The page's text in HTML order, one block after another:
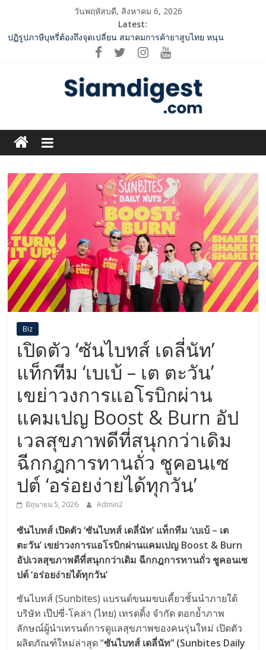
content
วันพฤหัสบดี, สิงหาคม 6, 2026
Latest:
ปฏิรูปภาษีบุหรี่ต้องถึงจุดเปลี่ยน สมาคมการค้ายาสูบไทย หนุน
โครงสร้างอัตราเดียว ลดบิดเบือนตลาด เพิ่มประสิทธิภาพจัดเก็บรายได้
ครั้งสำคัญ ส่งศิลปิน “เบสท์ – เบลล์” ปล่อยซิงเกิ้ลพิเศษ เอาใจคนอิน
SME D Bank ผนึกกำลัง สถาบันอาหาร เปิดตัว “FOODNext SME D
Navigator” ชูยุทธศาสตร์ “แหล่งทุนคู่องค์ความรู้” ติดปีก SME อาหาร
ไทยแข่งขันได้ในเวทีโลก
ททท. จับมือ TransNusa Airline – Traveloka ยกระดับการเชื่อมโยง
ไทย–อินโดนีเซีย ดันไทยสู่จุดหมายปลายทางคุณภาพ เชื่อม Asean
กกท.เปิดเกมรุก! ดันเอเชียนเกมส์ให้เป็นมากกว่าการแข่งขัน ผ่าน
แคมเปญระดับชาติ
Siam
Digest.com
ฺีBusiness
&
Variety
Biz
เปิดตัว ‘ซันไบทส์ เดลี่นัท’
แท็กทีม ‘เบเบ้ – เต ตะวัน’
เขย่าวงการแอโรบิกผ่าน
แคมเปญ Boost & Burn อัป
เวลสุขภาพดีที่สนุกกว่าเดิม
ฉีกกฎการทานถั่ว ชูคอนเซ
ปต์ ‘อร่อยง่ายได้ทุกวัน’
มิถุนายน 5, 2026 Admin2
ซันไบทส์ เปิดตัว ‘ซันไบทส์ เดลี่นัท’ แท็กทีม ‘เบเบ้ – เต
ตะวัน’ เขย่าวงการแอโรบิกผ่านแคมเปญ Boost & Burn
อัปเวลสุขภาพดีที่สนุกกว่าเดิม ฉีกกฎการทานถั่ว ชูคอนเซ
ปต์ ‘อร่อยง่ายได้ทุกวัน’
ซันไบทส์ (Sunbites) แบรนด์ขนมขบเคี้ยวชั้นนำภายใต้
บริษัท เป๊ปซี่-โคล่า (ไทย) เทรดดิ้ง จำกัด ตอกย้ำภาพ
ลักษณ์ผู้นำเทรนด์การดูแลสุขภาพของคนรุ่นใหม่ เปิดตัว
ผลิตภัณฑ์ใหม่ล่าสุด “ซันไบทส์ เดลี่นัท” (Sunbites Daily